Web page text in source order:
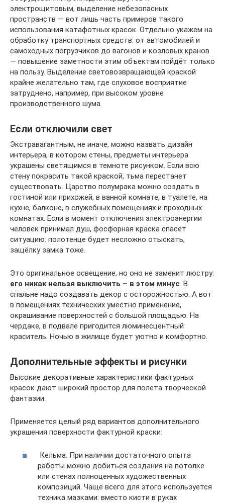
электрощитовым, выделение небезопасных
пространств — вот лишь часть примеров такого
использования катафотных красок. Отдельно укажем на
обработку транспортных средств: от автомобилей и
самоходных погрузчиков до вагонов и козловых кранов
— повышение заметности этим объектам пойдёт только
на пользу. Выделение световозвращающей краской
крайне желательно там, где слуховое восприятие
затруднено, например, при высоком уровне
производственного шума.
Если отключили свет
Экстравагантным, не иначе, можно назвать дизайн
интерьера, в котором стены, предметы интерьера
украшены светящимся в темноте рисунком. Если всю
стену покрасить такой краской, тьма перестанет
существовать. Царство полумрака можно создать в
гостиной или прихожей, в ванной комнате, в туалете, на
кухне, балконе, в служебных помещениях и проходных
комнатах. Если в момент отключения электроэнергии
человек принимал душ, фосфорная краска спасёт
ситуацию: полотенце будет несложно отыскать,
защёлку замка тоже.
Это оригинальное освещение, но оно не заменит люстру:
его никак нельзя выключить – в этом минус. В
спальне надо создавать декор с осторожностью. А вот
в помещениях технических уместно применение,
окрашивание поверхностей с большой площадью. На
чердаке, в подвале пригодится люминесцентный
краситель. Ночью в жилище будет уютно и комфортно.
Дополнительные эффекты и рисунки
Высокие декоративные характеристики фактурных
красок дают широкий простор для полета творческой
фантазии.
Применяется целый ряд вариантов дополнительного
украшения поверхности фактурной краски:
Кельма. При наличии достаточного опыта
работы можно добиться создания на потолке
или стенах полноценных художественных
композиций. Чаще всего для этого используется
техника мазками: вместо кисти в руках